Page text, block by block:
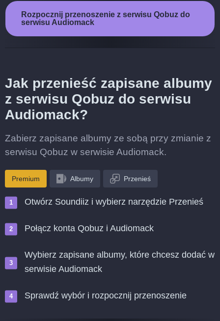
Rozpocznij przenoszenie z serwisu Qobuz do
serwisu Audiomack
Jak przenieść zapisane albumy
z serwisu Qobuz do serwisu
Audiomack?
Zabierz zapisane albumy ze sobą przy zmianie z
serwisu Qobuz w serwisie Audiomack.
Premium Albumy Przenieś
Otwórz Soundiiz i wybierz narzędzie Przenieś
Połącz konta Qobuz i Audiomack
Wybierz zapisane albumy, które chcesz dodać w
serwisie Audiomack
Sprawdź wybór i rozpocznij przenoszenie